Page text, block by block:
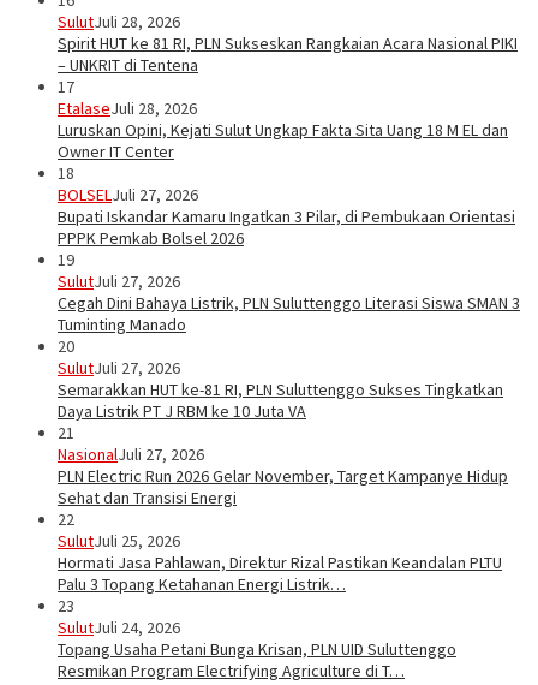
SulutJuli 28, 2026
Spirit HUT ke 81 RI, PLN Sukseskan Rangkaian Acara Nasional PIKI
– UNKRIT di Tentena
17
EtalaseJuli 28, 2026
Luruskan Opini, Kejati Sulut Ungkap Fakta Sita Uang 18 M EL dan
Owner IT Center
18
BOLSELJuli 27, 2026
Bupati Iskandar Kamaru Ingatkan 3 Pilar, di Pembukaan Orientasi
PPPK Pemkab Bolsel 2026
19
SulutJuli 27, 2026
Cegah Dini Bahaya Listrik, PLN Suluttenggo Literasi Siswa SMAN 3
Tuminting Manado
20
SulutJuli 27, 2026
Semarakkan HUT ke-81 RI, PLN Suluttenggo Sukses Tingkatkan
Daya Listrik PT J RBM ke 10 Juta VA
21
NasionalJuli 27, 2026
PLN Electric Run 2026 Gelar November, Target Kampanye Hidup
Sehat dan Transisi Energi
22
SulutJuli 25, 2026
Hormati Jasa Pahlawan, Direktur Rizal Pastikan Keandalan PLTU
Palu 3 Topang Ketahanan Energi Listrik…
23
SulutJuli 24, 2026
Topang Usaha Petani Bunga Krisan, PLN UID Suluttenggo
Resmikan Program Electrifying Agriculture di T…